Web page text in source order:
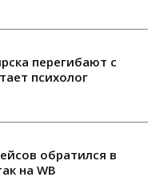
перегибают с
психолог
обратился в
на WB